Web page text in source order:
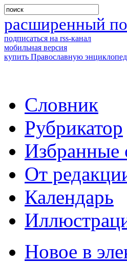
расширенный
подписаться на rss-канал
мобильная версия
купить Православную
Словник
Рубрикатор
Избранные
От
Календарь
Новое в